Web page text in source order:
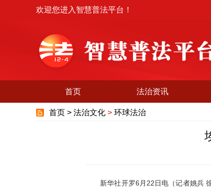
欢迎您进入智慧普法平台！
首页 法治资讯
首页 > 法治文化 > 环球法治
新华社开罗6月22日电（记者姚兵 徐